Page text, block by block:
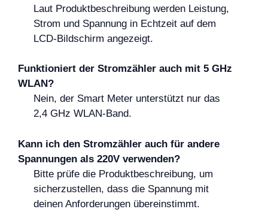
Laut Produktbeschreibung werden Leistung,
Strom und Spannung in Echtzeit auf dem
LCD-Bildschirm angezeigt.
Funktioniert der Stromzähler auch mit 5 GHz
WLAN?
Nein, der Smart Meter unterstützt nur das
2,4 GHz WLAN-Band.
Kann ich den Stromzähler auch für andere
Spannungen als 220V verwenden?
Bitte prüfe die Produktbeschreibung, um
sicherzustellen, dass die Spannung mit
deinen Anforderungen übereinstimmt.